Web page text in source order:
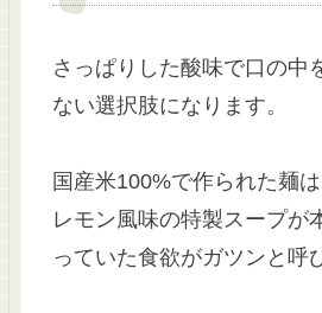
さっぱりした酸味で口の中
ない選択肢になります。
国産米100%で作られた麺
レモン風味の特製スープが
っていた食欲がガツンと呼